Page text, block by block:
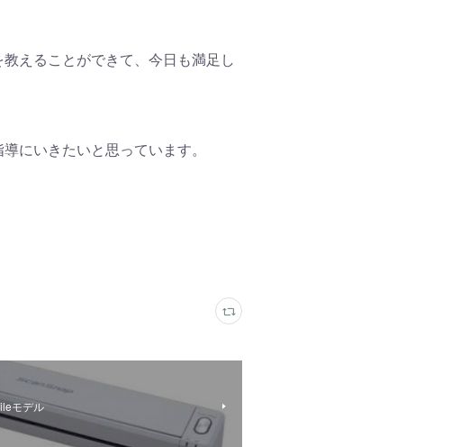
えることができて、今日も満足し
にいきたいと思っています。
モデル